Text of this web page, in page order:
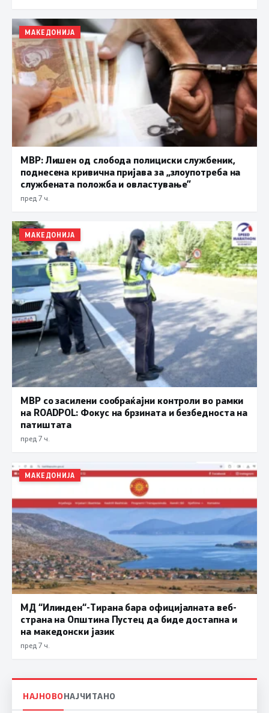
МАКЕДОНИЈА
МВР: Лишен од слобода полициски службеник,
поднесена кривична пријава за „злоупотреба на
службената положба и овластување”
пред 7 ч.
МАКЕДОНИЈА
МВР со засилени сообраќајни контроли во рамки
на ROADPOL: Фокус на брзината и безбедноста на
патиштата
пред 7 ч.
МАКЕДОНИЈА
МД “Илинден“-Тирана бара официјалната веб-
страна на Општина Пустец да биде достапна и
на македонски јазик
пред 7 ч.
НАЈНОВОНАЈЧИТАНО